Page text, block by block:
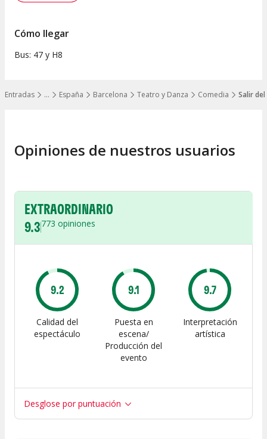
…
Mostrar todos los niveles
Entradas España Barcelona Teatro y Danza Comedia Salir
Cómo llegar
Bus: 47 y H8
Opiniones de nuestros usuarios
EXTRAORDINARIO
9.3773 opiniones
9.2
Calidad del
espectáculo
9.1
Puesta en
escena/
Producción del
evento
9.7
Interpretación
artística
Desglose por puntuación